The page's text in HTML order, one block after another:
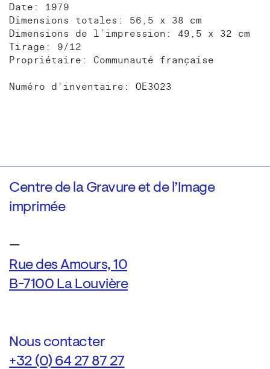
Date: 1979
Dimensions totales: 56,5 x 38 cm
Dimensions de l’impression: 49,5 x 32 cm
Tirage: 9/12
Propriétaire: Communauté française
Numéro d'inventaire: OE3023
Centre de la Gravure et de l’Image
imprimée
—
Rue des Amours, 10
B-7100 La Louvière
Nous contacter
+32 (0) 64 27 87 27